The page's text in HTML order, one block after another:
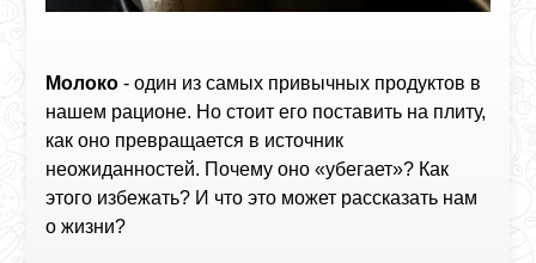
Молоко - один из самых привычных продуктов в
нашем рационе. Но стоит его поставить на плиту,
как оно превращается в источник
неожиданностей. Почему оно «убегает»? Как
этого избежать? И что это может рассказать нам
о жизни?